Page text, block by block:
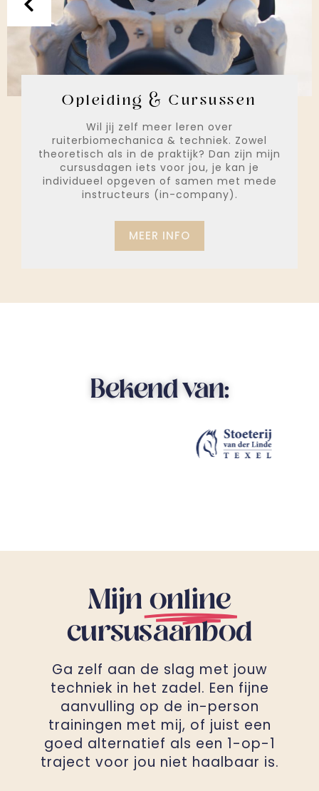
Opleiding & Cursussen
Wil jij zelf meer leren over
ruiterbiomechanica & techniek. Zowel
theoretisch als in de praktijk? Dan zijn mijn
cursusdagen iets voor jou, je kan je
individueel opgeven of samen met mede
instructeurs (in-company).
MEER INFO
Bekend van:
Mijnonline
cursusaanbod
Ga zelf aan de slag met jouw
techniek in het zadel. Een fijne
aanvulling op de in-person
trainingen met mij, of juist een
goed alternatief als een 1-op-1
traject voor jou niet haalbaar is.